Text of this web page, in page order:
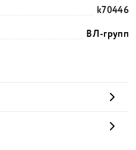
k70446
ВЛ-групп